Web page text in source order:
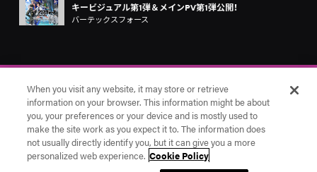
キービジュアル第1弾＆メインPV第1弾公開！
バーテックスフォース
お問い合わせ アニプレックス
Cookie Settings
© Aniplex Inc. All rights reserved.
When you visit any website, it may store or retrieve
information on your browser. This information might be about
you, your preferences or your device and is mostly used to
make the site work as you expect it to. The information does
not usually directly identify you, but it can give you a more
personalized web experience. Cookie Policy